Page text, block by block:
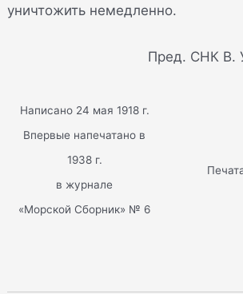
уничтожить немедленно.
Пред. СНК В.
Написано 24 мая 1918 г.
Впервые напечатано в
1938 г.
в журнале
«Морской Сборник» № 6